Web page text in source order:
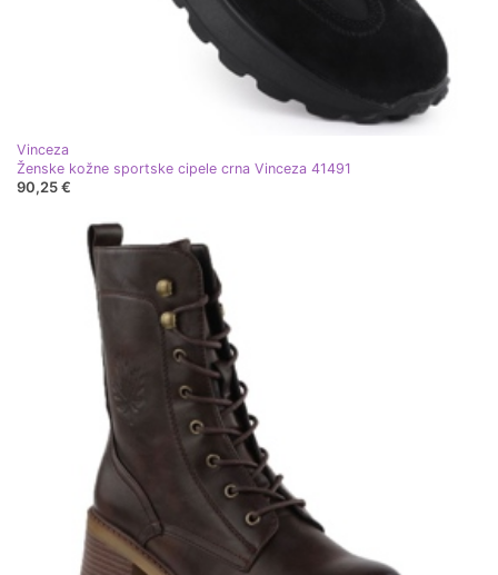
Vinceza
Ženske kožne sportske cipele crna Vinceza 41491
90,25 €